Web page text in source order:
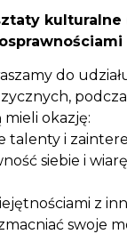
kulturalne
do
okazję:
talenty i
siebie i
z
swoje